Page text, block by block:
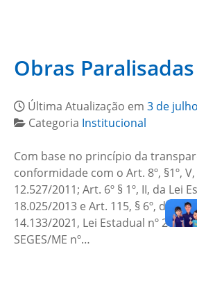
Obras Paralisadas
Última Atualização em 3 de
Categoria Institucional
Com base no princípio da
conformidade com o Art. 8º, §1º,
12.527/2011; Art. 6º § 1º, II, da Lei
18.025/2013 e Art. 115, § 6º, da Lei
14.133/2021, Lei Estadual nº
SEGES/ME nº…